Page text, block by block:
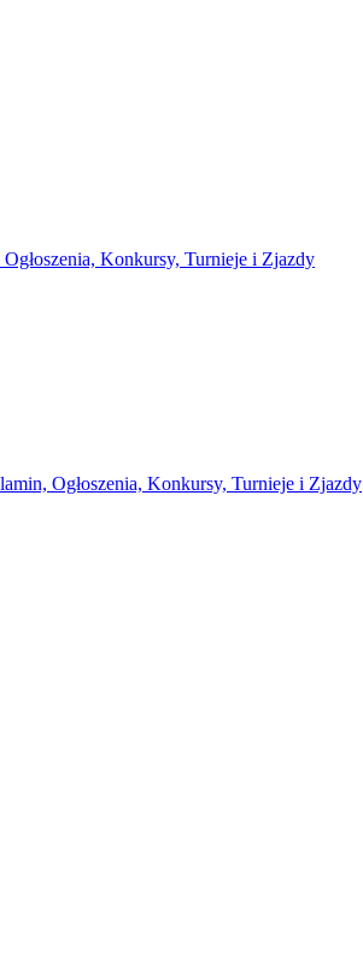
Konkursy, Turnieje i Zjazdy
Ogłoszenia, Konkursy, Turnieje i Zjazdy